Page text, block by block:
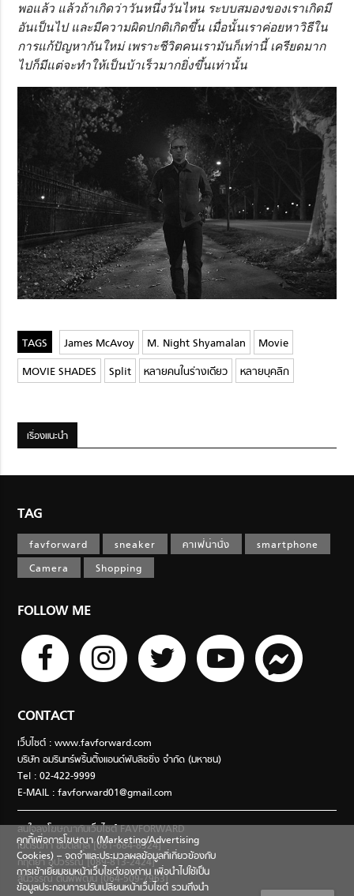
พอแล้ว แล้วถ้าเกิดว่าวันหนึ่งวันไหน ระบบสมองของเราเกิดมี
อันเป็นไป และมีความผิดปกติเกิดขึ้น เมื่อนั้นเราค่อยหาวิธีใน
การแก้ปัญหากันใหม่ เพราะชีวิตคนเรามันก็เท่านี้ เครียดมาก
ไปก็มีแต่จะทำให้เป็นบ้าเร็วมากยิ่งขึ้นเท่านั้น
James McAvoy M. Night Shyamalan
Movie
MOVIE SHADES
Split หลายคนในร่างเดียว หลายบุคลิก
เรื่องแนะนำ
TAG
favforward sneaker คาเฟ่น่านั่ง
smartphone
Camera
Shopping
FOLLOW ME
CONTACT
เว็บไซต์ : www.favforward.com
บริษัท อมรินทร์พริ้นติ้งแอนด์พับลิชชิ่ง จำกัด (มหาชน)
Tel : 02-422-9999
E-MAIL :favforward01@gmail.com
สนใจลงโฆษณากับเว็บไซต์ FAVFORWARD
เนตรนภา อมตสกุล [081-684-8324]
กฤตยา อุปวรรณ [089-813-2424]
สินีวรรณ ตันพิพัฒน์ [064-509-7963]
คุกกี้เพื่อการโฆษณา (Marketing/Advertising
Cookies) – จดจำและประมวลผลข้อมูลที่เกี่ยวข้องกับ
การเข้าเยี่ยมชมหน้าเว็บไซต์ของท่าน เพื่อนำไปใช้เป็น
ข้อมูลประกอบการปรับเปลี่ยนหน้าเว็บไซต์ รวมถึงนำ